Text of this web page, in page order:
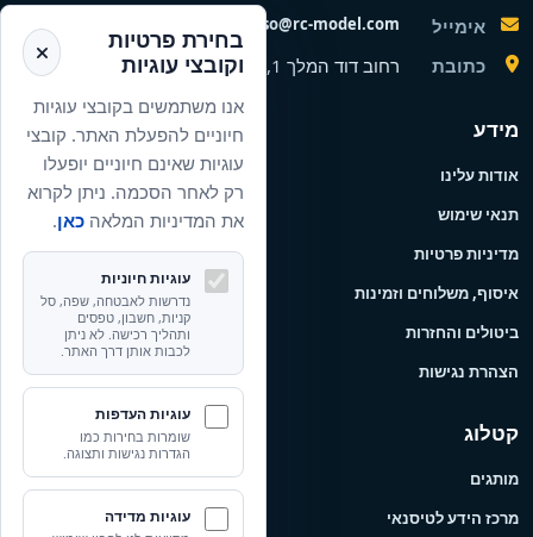
אימייל nisso@rc-model.com
כתובת רחוב דוד המלך 1, הרצליה, ישראל
מידע
אודות עלינו
תנאי שימוש
מדיניות פרטיות
איסוף, משלוחים וזמינות
ביטולים והחזרות
הצהרת נגישות
קטלוג
מותגים
מרכז הידע לטיסנאי
בחירת פרטיות
וקובצי עוגיות
אנו משתמשים בקובצי עוגיות
חיוניים להפעלת האתר. קובצי
עוגיות שאינם חיוניים יופעלו
רק לאחר הסכמה. ניתן לקרוא
את המדיניות המלאה כאן.
עוגיות חיוניות
נדרשות לאבטחה, שפה, סל
קניות, חשבון, טפסים
ותהליך רכישה. לא ניתן
לכבות אותן דרך האתר.
עוגיות העדפות
שומרות בחירות כמו
הגדרות נגישות ותצוגה.
עוגיות מדידה